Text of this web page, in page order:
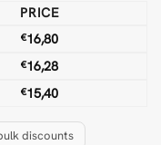
PRICE
€16,80
€16,28
€15,40
discounts